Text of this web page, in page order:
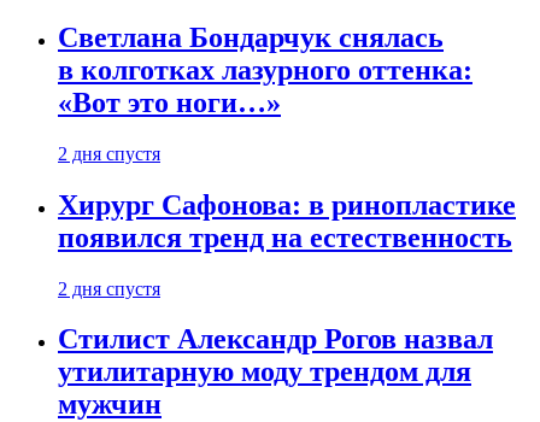
Светлана Бондарчук снялась
в колготках лазурного оттенка:
«Вот это ноги…»
2 дня спустя
Хирург Сафонова: в ринопластике
появился тренд на естественность
2 дня спустя
Стилист Александр Рогов назвал
утилитарную моду трендом для
мужчин